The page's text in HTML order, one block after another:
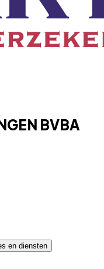
BVBA
en diensten